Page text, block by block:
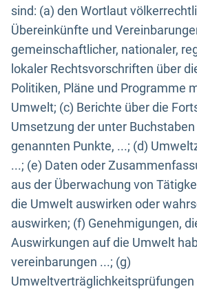
sind: (a) den Wortlaut
Übereinkünfte und
gemeinschaftlicher, nationaler,
lokaler Rechtsvorschriften über
Politiken, Pläne und Programme
Umwelt; (c) Berichte über die
Umsetzung der unter Buchstaben
genannten Punkte, ...; (d)
...; (e) Daten oder
aus der Überwachung von
die Umwelt auswirken oder
auswirken; (f) Genehmigungen,
Auswirkungen auf die Umwelt
vereinbarungen ...; (g)
Umweltverträglichkeitsprüfungen